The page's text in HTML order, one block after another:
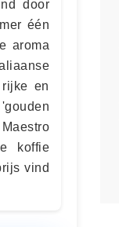
door
één
aroma
en
koffie
vind